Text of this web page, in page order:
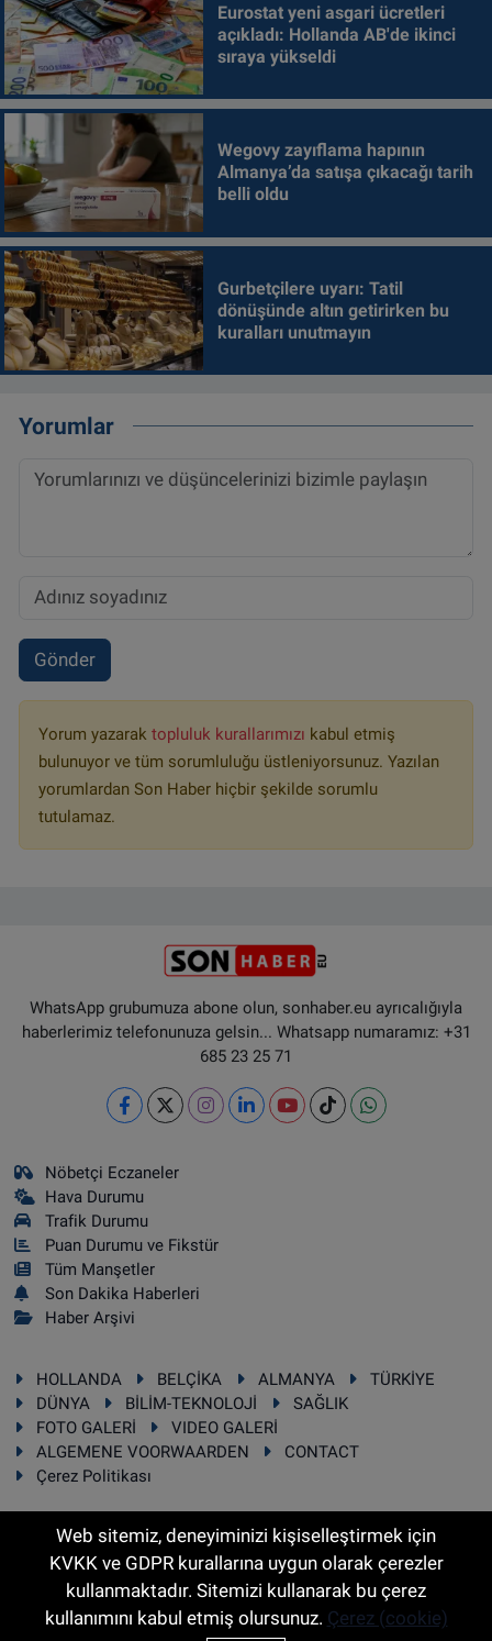
Eurostat yeni asgari ücretleri
açıkladı: Hollanda AB'de ikinci
sıraya yükseldi
Wegovy zayıflama hapının
Almanya’da satışa çıkacağı tarih
belli oldu
Gurbetçilere uyarı: Tatil
dönüşünde altın getirirken bu
kuralları unutmayın
Yorumlar
Gönder
Yorum yazarak topluluk kurallarımızı kabul etmiş
bulunuyor ve tüm sorumluluğu üstleniyorsunuz. Yazılan
yorumlardan Son Haber hiçbir şekilde sorumlu
tutulamaz.
WhatsApp grubumuza abone olun, sonhaber.eu ayrıcalığıyla
haberlerimiz telefonunuza gelsin... Whatsapp numaramız: +31
685 23 25 71
Nöbetçi Eczaneler
Hava Durumu
Trafik Durumu
Puan Durumu ve Fikstür
Tüm Manşetler
Son Dakika Haberleri
Haber Arşivi
HOLLANDA BELÇİKA ALMANYA
TÜRKİYE
DÜNYA
BİLİM-TEKNOLOJİ
SAĞLIK
FOTO GALERİ
VIDEO GALERİ
ALGEMENE VOORWAARDEN
CONTACT
Çerez Politikası
RSS Copyright © 2025 Sonhaber.eu Her hakkı saklıdır.
Web sitemiz, deneyiminizi kişiselleştirmek için
KVKK ve GDPR kurallarına uygun olarak çerezler
kullanmaktadır. Sitemizi kullanarak bu çerez
kullanımını kabul etmiş olursunuz. Çerez (cookie)